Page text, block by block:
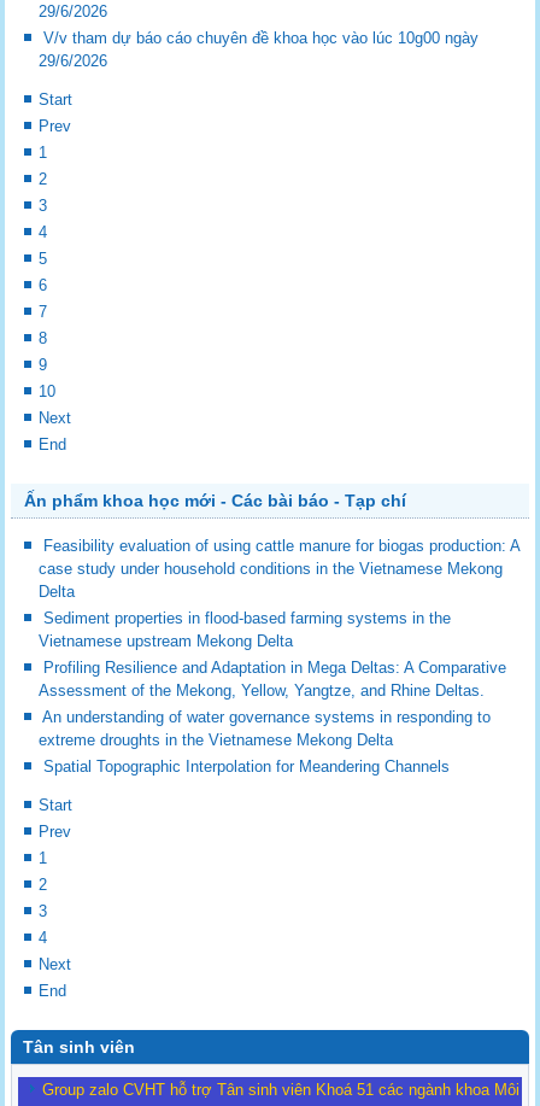
29/6/2026
V/v tham dự báo cáo chuyên đề khoa học vào lúc 10g00 ngày
29/6/2026
Start
Prev
1
2
3
4
5
6
7
8
9
10
Next
End
Ấn phẩm khoa học mới - Các bài báo - Tạp chí
Feasibility evaluation of using cattle manure for biogas production: A
case study under household conditions in the Vietnamese Mekong
Delta
Sediment properties in flood-based farming systems in the
Vietnamese upstream Mekong Delta
Profiling Resilience and Adaptation in Mega Deltas: A Comparative
Assessment of the Mekong, Yellow, Yangtze, and Rhine Deltas.
An understanding of water governance systems in responding to
extreme droughts in the Vietnamese Mekong Delta
Spatial Topographic Interpolation for Meandering Channels
Start
Prev
1
2
3
4
Next
End
Tân sinh viên
Group zalo CVHT hỗ trợ Tân sinh viên Khoá 51 các ngành khoa Môi